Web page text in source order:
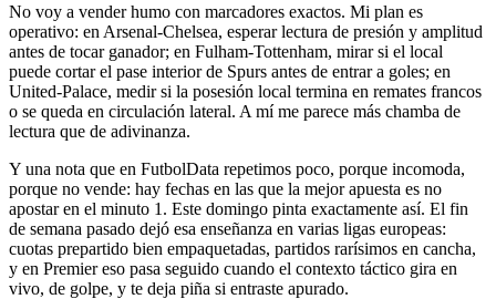
No voy a vender humo con marcadores exactos. Mi plan es
operativo: en Arsenal-Chelsea, esperar lectura de presión y amplitud
antes de tocar ganador; en Fulham-Tottenham, mirar si el local
puede cortar el pase interior de Spurs antes de entrar a goles; en
United-Palace, medir si la posesión local termina en remates francos
o se queda en circulación lateral. A mí me parece más chamba de
lectura que de adivinanza.
Y una nota que en FutbolData repetimos poco, porque incomoda,
porque no vende: hay fechas en las que la mejor apuesta es no
apostar en el minuto 1. Este domingo pinta exactamente así. El fin
de semana pasado dejó esa enseñanza en varias ligas europeas:
cuotas prepartido bien empaquetadas, partidos rarísimos en cancha,
y en Premier eso pasa seguido cuando el contexto táctico gira en
vivo, de golpe, y te deja piña si entraste apurado.